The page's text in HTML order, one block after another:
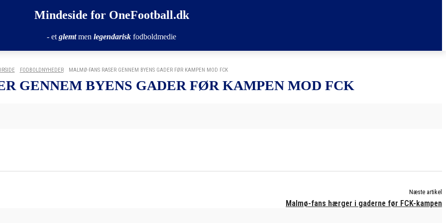
Mindeside for OneFootball.dk
- et glemtmen legendarisk fodboldmedie
FODBOLDNYHEDER MALMØ-FANS RASER GENNEM BYENS GADER FØR KAMPEN MOD FCK
GENNEM BYENS GADER FØR KAMPEN MOD FCK
Næste artikel
Malmø-fans hærger i gaderne før FCK-kampen